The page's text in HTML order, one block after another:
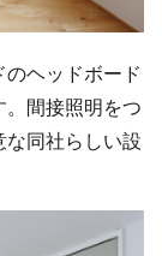
ヘッドボード
間接照明をつ
同社らしい設